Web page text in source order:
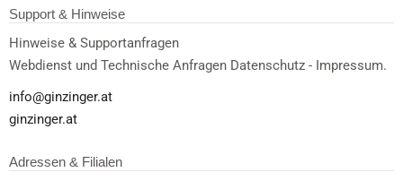
Support & Hinweise
Hinweise & Supportanfragen
Webdienst und Technische Anfragen Datenschutz - Impressum.
info@ginzinger.at
ginzinger.at
Adressen & Filialen